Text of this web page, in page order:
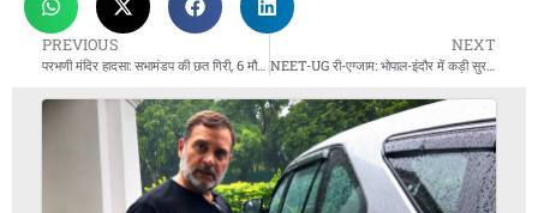
PREVIOUS
परभणी मंदिर हादसा: सभामंडप की छत गिरी, 6 मौतें 40 घायल
NEXT
NEET-UG री-एग्जाम: भोपाल-इंदौर में कड़ी सुरक्षा